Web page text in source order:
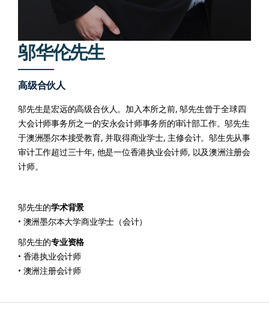
邬华伦先生
高级合伙人
邬先生是宏远的高级合伙人。加入本所之前, 邬先生曾于全球四
大会计师事务所之一的安永会计师事务所的审计部工作。邬先生
于澳洲墨尔本接受教育, 并取得商业学士, 主修会计。邬生先从事
审计工作超过三十年, 他是一位香港执业会计师, 以及澳洲注册会
计师。
邬先生的学术背景
• 澳洲墨尔本大学商业学士（会计）
邬先生的专业资格
• 香港执业会计师
• 澳洲注册会计师